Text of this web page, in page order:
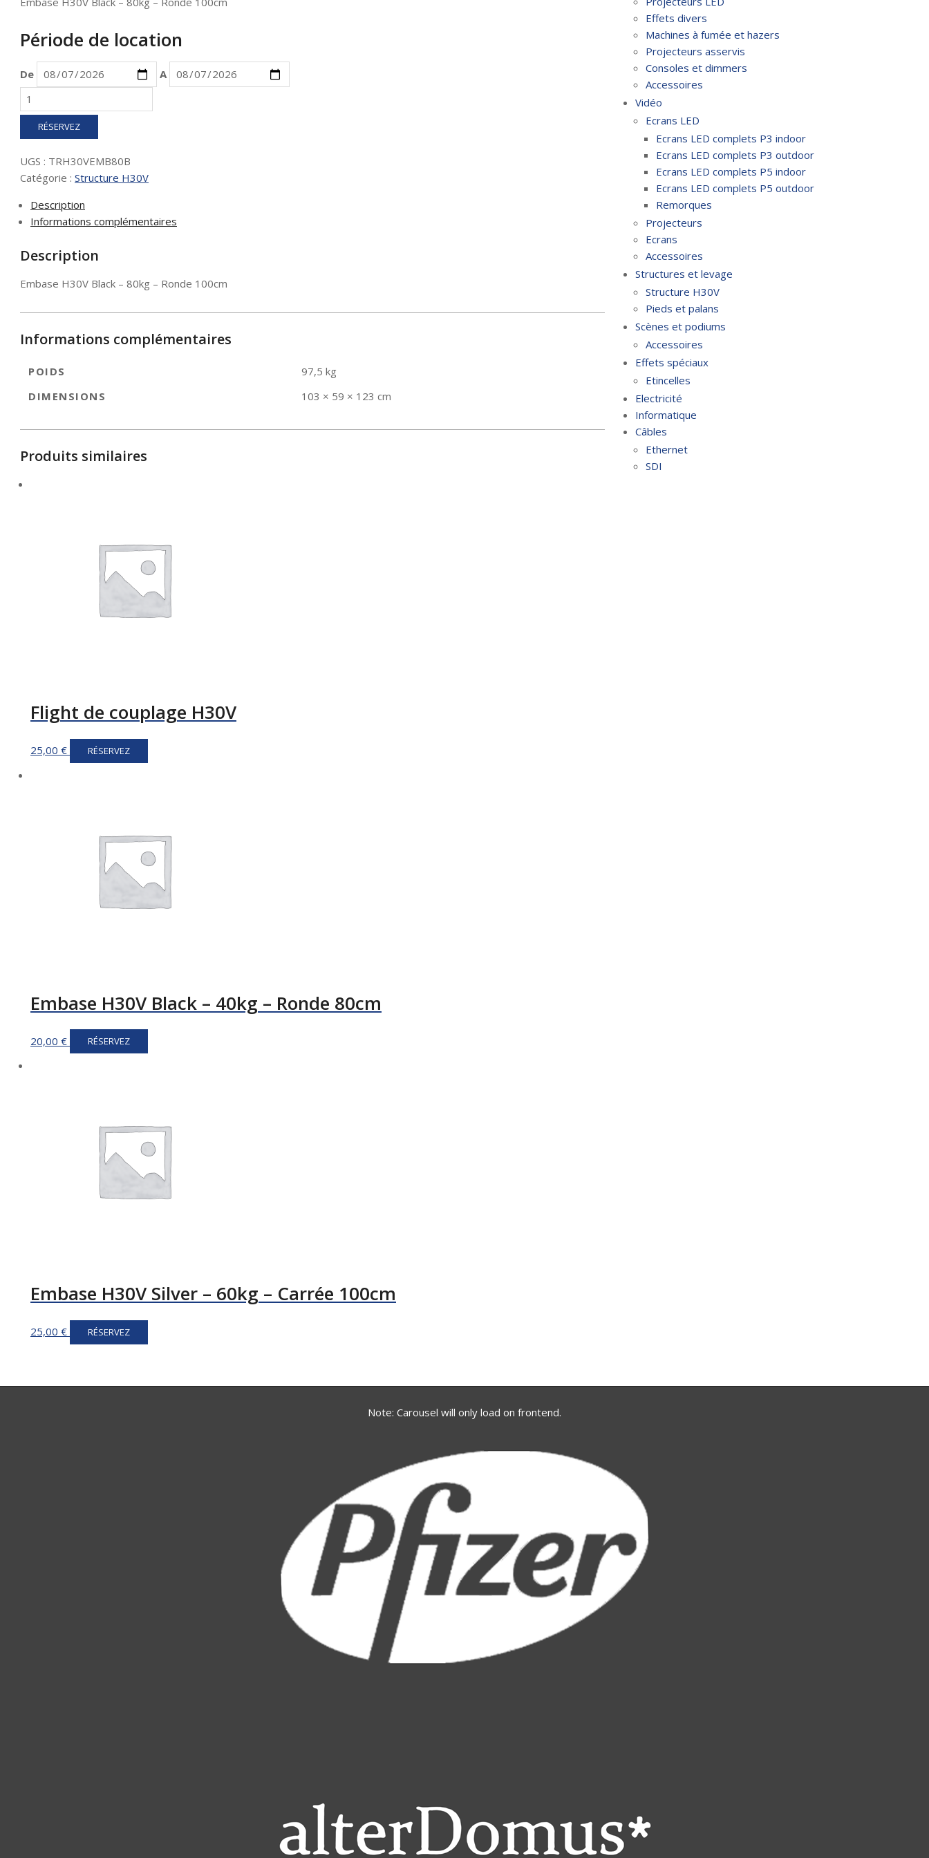
Période de location
De
A
quantité
de
Embase
H30V
-
80kg
Ronde
100cm
RÉSERVEZ
UGS : TRH30VEMB80B
Catégorie : Structure H30V
Description
Informations complémentaires
Description
Embase H30V Black – 80kg – Ronde 100cm
Informations complémentaires
POIDS
97,5 kg
DIMENSIONS
103 × 59 × 123 cm
Produits similaires
Flight de couplage H30V
25,00 € RÉSERVEZ
Embase H30V Black – 40kg – Ronde 80cm
20,00 € RÉSERVEZ
Embase H30V Silver – 60kg – Carrée 100cm
25,00 € RÉSERVEZ
Effets divers
Machines à fumée et hazers
Projecteurs asservis
Consoles et dimmers
Accessoires
Vidéo
Ecrans LED
Ecrans LED complets P3 indoor
Ecrans LED complets P3 outdoor
Ecrans LED complets P5 indoor
Ecrans LED complets P5 outdoor
Remorques
Projecteurs
Ecrans
Accessoires
Structures et levage
Structure H30V
Pieds et palans
Scènes et podiums
Accessoires
Effets spéciaux
Etincelles
Electricité
Informatique
Câbles
Ethernet
SDI
Note: Carousel will only load on frontend.